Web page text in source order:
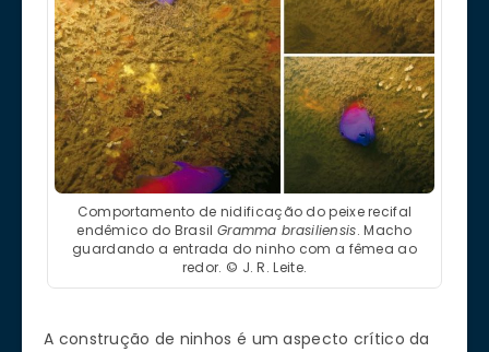
Comportamento de nidificação do peixe recifal
endêmico do Brasil Gramma brasiliensis. Macho
guardando a entrada do ninho com a fêmea ao
redor. © J. R. Leite.
A construção de ninhos é um aspecto crítico da